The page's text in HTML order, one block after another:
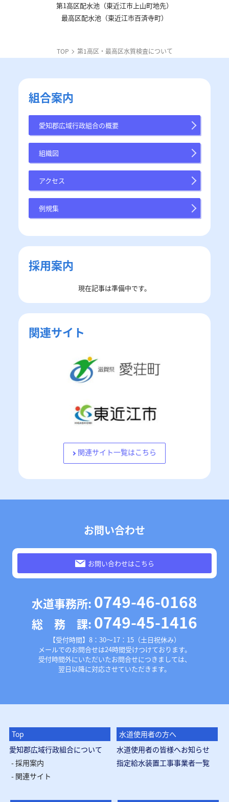
第1高区配水池（東近江市上山町地先）
最高区配水池（東近江市百済寺町）
TOP 第1高区・最高区水質検査について
組合案内
愛知郡広域行政組合の概要
組織図
アクセス
例規集
採用案内
現在記事は準備中です。
関連サイト
関連サイト一覧はこちら
お問い合わせ
お問い合わせはこちら
水道事務所: 0749-46-0168
総 務 課: 0749-45-1416
【受付時間】8：30～17：15（土日祝休み）
メールでのお問合せは24時間受けつけております。
受付時間外にいただいたお問合せにつきましては、
翌日以降に対応させていただきます。
Top
愛知郡広域行政組合について
採用案内
関連サイト
水道使用者の方へ
水道使用者の皆様へお知らせ
指定給水装置工事事業者一覧